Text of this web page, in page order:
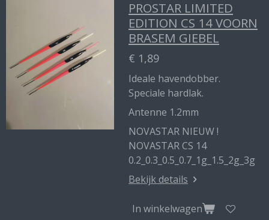
PROSTAR LIMITED
EDITION CS 14 VOORN
BRASEM GIEBEL
€ 1,89
Ideale havendobber.
Speciale hardlak.
Antenne 1.2mm
NOVASTAR NIEUW !
NOVASTAR CS 14
0.2_0.3_0.5_0.7_1g_1.5_2g_3g
Bekijk details
In winkelwagen